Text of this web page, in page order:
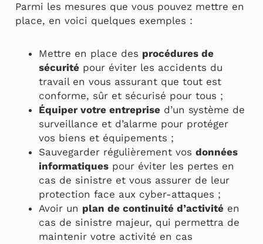
Parmi les mesures que vous pouvez mettre en
place, en voici quelques exemples :
Mettre en place des procédures de
sécurité pour éviter les accidents du
travail en vous assurant que tout est
conforme, sûr et sécurisé pour tous ;
Équiper votre entreprise d’un système de
surveillance et d’alarme pour protéger
vos biens et équipements ;
Sauvegarder régulièrement vos données
informatiques pour éviter les pertes en
cas de sinistre et vous assurer de leur
protection face aux cyber-attaques ;
Avoir un plan de continuité d’activité en
cas de sinistre majeur, qui permettra de
maintenir votre activité en cas